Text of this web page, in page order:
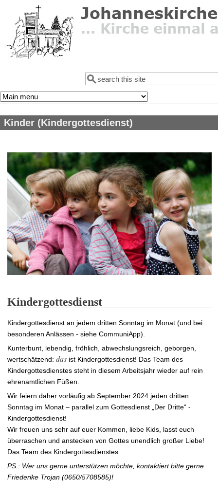
Direkt zum Inhalt
Suchformular
Suche
Kinder (Kindergottesdienst)
Kindergottesdienst
Kindergottesdienst an jedem dritten Sonntag im Monat (und bei
besonderen Anlässen - siehe CommuniApp).
Kunterbunt, lebendig, fröhlich, abwechslungsreich, geborgen,
wertschätzend: das ist Kindergottesdienst! Das Team des
Kindergottesdienstes steht in diesem Arbeitsjahr wieder auf rein
ehrenamtlichen Füßen.
Wir feiern daher vorläufig ab September 2024 jeden dritten
Sonntag im Monat – parallel zum Gottesdienst „Der Dritte“ -
Kindergottesdienst!
Wir freuen uns sehr auf euer Kommen, liebe Kids, lasst euch
überraschen und anstecken von Gottes unendlich großer Liebe!
Das Team des Kindergottesdienstes
PS.: Wer uns gerne unterstützen möchte, kontaktiert bitte gerne
Friederike Trojan (0650/5708585)!